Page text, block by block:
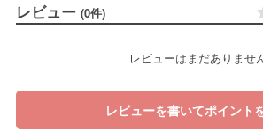
レビュー (0件)
レビューはまだありませ
レビューを書いてポイント